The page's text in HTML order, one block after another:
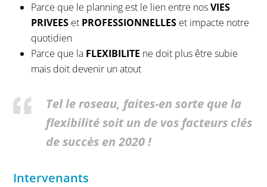
Parce que le planning est le lien entre nosVIES
PRIVEES et PROFESSIONNELLES et impacte notre
quotidien
Parce que la FLEXIBILITE ne doit plus être subie
mais doit devenir un atout
Tel le roseau, faites-en sorte que la
flexibilité soit un de vos facteurs clés
de succès en 2020 !
Intervenants